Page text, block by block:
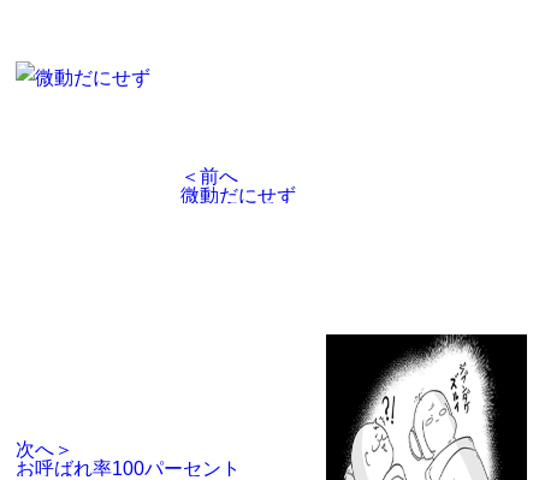
＜前へ
微動だにせず
次へ＞
お呼ばれ率100パーセント